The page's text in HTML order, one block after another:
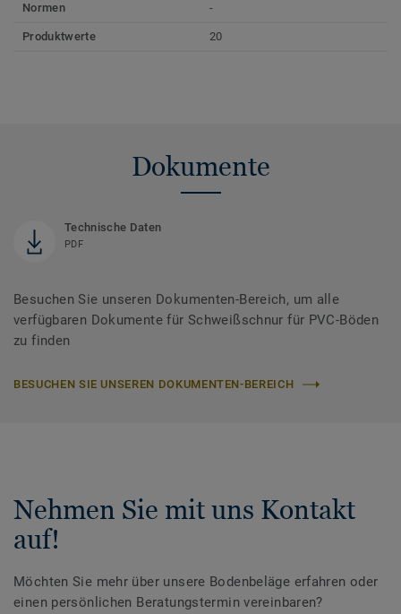
Normen
-
Produktwerte 20
Dokumente
Technische Daten
PDF
Besuchen Sie unseren Dokumenten-Bereich, um alle
verfügbaren Dokumente für Schweißschnur für PVC-Böden
zu finden
BESUCHEN SIE UNSEREN DOKUMENTEN-BEREICH
Nehmen Sie mit uns Kontakt
auf!
Möchten Sie mehr über unsere Bodenbeläge erfahren oder
einen persönlichen Beratungstermin vereinbaren?